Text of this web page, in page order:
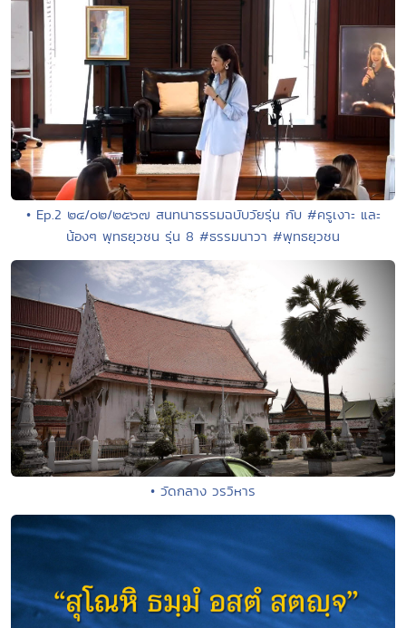
• Ep.2 ๒๔/๐๒/๒๕๖๗ สนทนาธรรมฉบับวัยรุ่น กับ #ครูเงาะ และ
น้องๆ พุทธยุวชน รุ่น 8 #ธรรมนาวา #พุทธยุวชน
• วัดกลาง วรวิหาร